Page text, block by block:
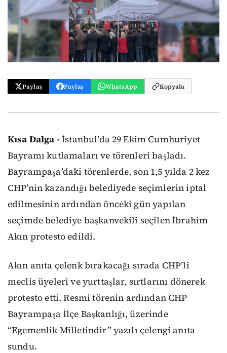
Paylaş Paylaş WhatsApp Kopyala
Kısa Dalga -İstanbul’da 29 Ekim Cumhuriyet
Bayramı kutlamaları ve törenleri başladı.
Bayrampaşa’daki törenlerde, son 1,5 yılda 2 kez
CHP’nin kazandığı belediyede seçimlerin iptal
edilmesinin ardından önceki gün yapılan
seçimde belediye başkanvekili seçilen İbrahim
Akın protesto edildi.
Akın anıta çelenk bırakacağı sırada CHP’li
meclis üyeleri ve yurttaşlar, sırtlarını dönerek
protesto etti. Resmi törenin ardından CHP
Bayrampaşa İlçe Başkanlığı, üzerinde
“Egemenlik Milletindir” yazılı çelengi anıta
sundu.